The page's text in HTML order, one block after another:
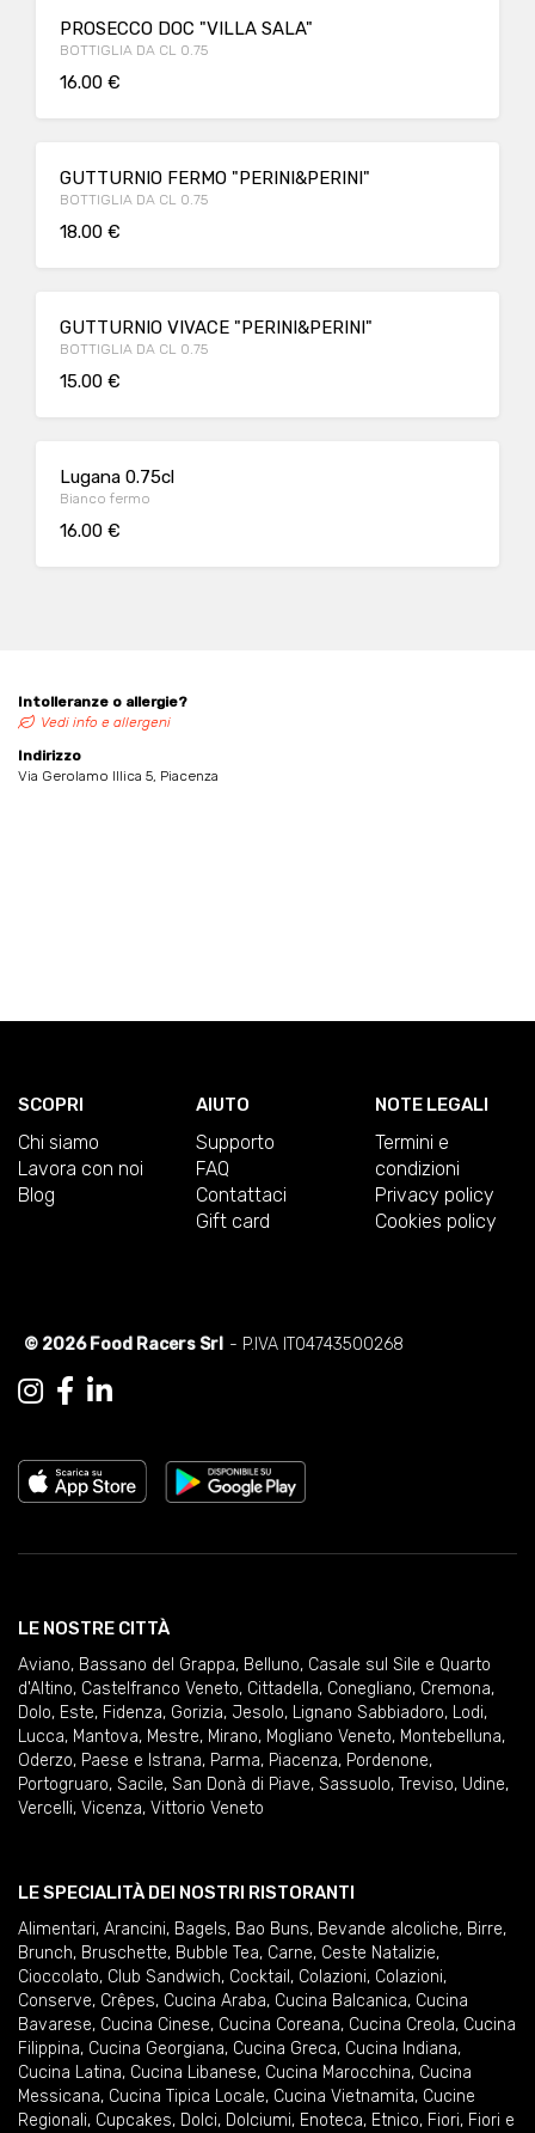
PROSECCO DOC "VILLA SALA"
BOTTIGLIA DA CL 0.75
16.00 €
GUTTURNIO FERMO "PERINI&PERINI"
BOTTIGLIA DA CL 0.75
18.00 €
GUTTURNIO VIVACE "PERINI&PERINI"
BOTTIGLIA DA CL 0.75
15.00 €
Lugana 0.75cl
Bianco fermo
16.00 €
Intolleranze o allergie?
Vedi info e allergeni
Indirizzo
Via Gerolamo Illica 5, Piacenza
SCOPRI
Chi siamo
Lavora con noi
Blog
AIUTO
Supporto
FAQ
Contattaci
Gift card
NOTE LEGALI
Termini e
condizioni
Privacy policy
Cookies policy
© 2026 Food Racers Srl - P.IVA IT04743500268
LE NOSTRE CITTÀ
Aviano, Bassano del Grappa, Belluno, Casale sul Sile e Quarto
d'Altino, Castelfranco Veneto, Cittadella, Conegliano, Cremona,
Dolo, Este, Fidenza, Gorizia, Jesolo, Lignano Sabbiadoro, Lodi,
Lucca, Mantova, Mestre, Mirano, Mogliano Veneto, Montebelluna,
Oderzo, Paese e Istrana, Parma, Piacenza, Pordenone,
Portogruaro, Sacile, San Donà di Piave, Sassuolo, Treviso, Udine,
Vercelli, Vicenza, Vittorio Veneto
LE SPECIALITÀ DEI NOSTRI RISTORANTI
Alimentari, Arancini, Bagels, Bao Buns, Bevande alcoliche, Birre,
Brunch, Bruschette, Bubble Tea, Carne, Ceste Natalizie,
Cioccolato, Club Sandwich, Cocktail , Colazioni, Colazioni,
Conserve, Crêpes, Cucina Araba, Cucina Balcanica, Cucina
Bavarese, Cucina Cinese, Cucina Coreana, Cucina Creola, Cucina
Filippina, Cucina Georgiana, Cucina Greca, Cucina Indiana,
Cucina Latina, Cucina Libanese, Cucina Marocchina, Cucina
Messicana, Cucina Tipica Locale, Cucina Vietnamita, Cucine
Regionali, Cupcakes, Dolci, Dolciumi, Enoteca, Etnico, Fiori, Fiori e